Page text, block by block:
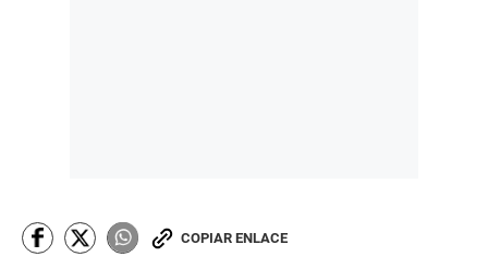
COPIAR ENLACE